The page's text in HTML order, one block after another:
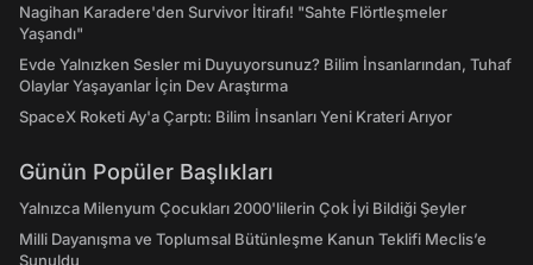
Nagihan Karadere'den Survivor İtirafı! "Sahte Flörtleşmeler
Yaşandı"
Evde Yalnızken Sesler mi Duyuyorsunuz? Bilim İnsanlarından, Tuhaf
Olaylar Yaşayanlar İçin Dev Araştırma
SpaceX Roketi Ay'a Çarptı: Bilim İnsanları Yeni Krateri Arıyor
Günün Popüler Başlıkları
Yalnızca Milenyum Çocukları 2000'lilerin Çok İyi Bildiği Şeyler
Milli Dayanışma ve Toplumsal Bütünleşme Kanun Teklifi Meclis’e
Sunuldu